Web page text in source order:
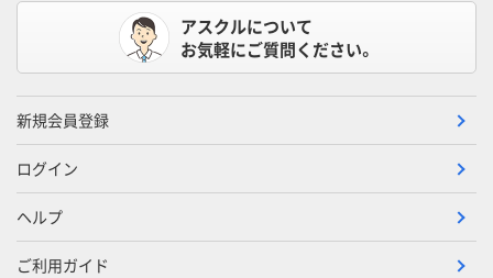
アスクルについて
お気軽にご質問ください。
新規会員登録
ログイン
ヘルプ
ご利用ガイド